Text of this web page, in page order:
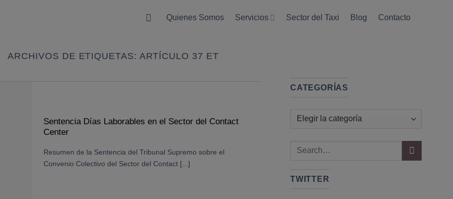
Quienes Somos Servicios Sector del Taxi Blog Contacto
ARCHIVOS DE ETIQUETAS: ARTÍCULO 37 ET
Sentencia Días Laborables en el Sector del Contact
Center
Resumen de la Sentencia del Tribunal Supremo sobre el
Convenio Colectivo del Sector del Contact [...]
CATEGORÍAS
Categorías
TWITTER